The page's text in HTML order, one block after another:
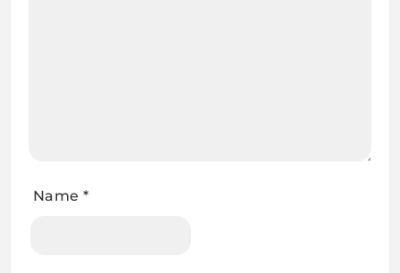
Name *